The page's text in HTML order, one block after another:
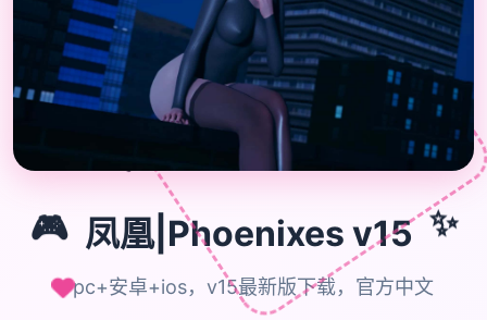
🎮
🎮 凤凰|Phoenixes v15 ✨
pc+安卓+ios，v15最新版下载，官方中文